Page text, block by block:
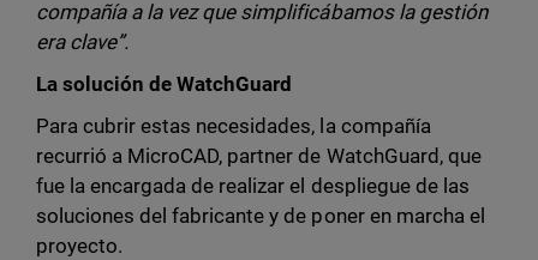
compañía a la vez que simplificábamos la gestión
era clave”.
La solución de WatchGuard
Para cubrir estas necesidades, la compañía
recurrió a MicroCAD, partner de WatchGuard, que
fue la encargada de realizar el despliegue de las
soluciones del fabricante y de poner en marcha el
proyecto.